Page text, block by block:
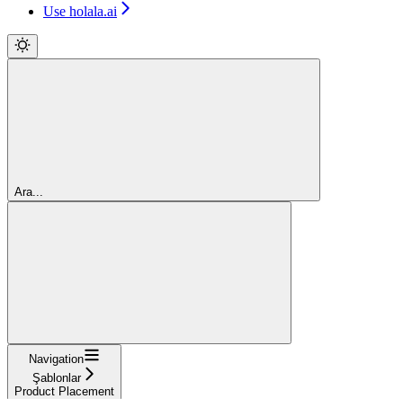
Use holala.ai
Ara...
Navigation
Şablonlar
Product Placement